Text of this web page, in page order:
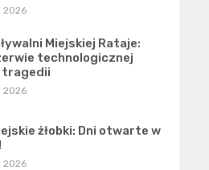
2026
Miejskiej Rataje:
technologicznej
tragedii
2026
żłobki: Dni otwarte w
2026